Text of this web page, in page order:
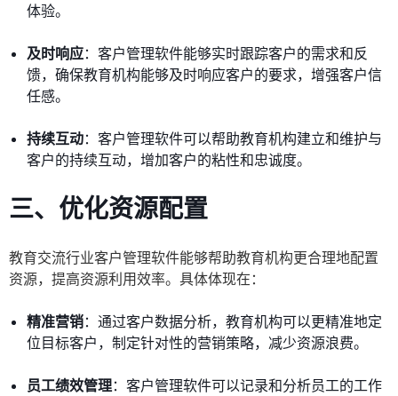
体验。
及时响应：客户管理软件能够实时跟踪客户的需求和反
馈，确保教育机构能够及时响应客户的要求，增强客户信
任感。
持续互动：客户管理软件可以帮助教育机构建立和维护与
客户的持续互动，增加客户的粘性和忠诚度。
三、优化资源配置
教育交流行业客户管理软件能够帮助教育机构更合理地配置
资源，提高资源利用效率。具体体现在：
精准营销：通过客户数据分析，教育机构可以更精准地定
位目标客户，制定针对性的营销策略，减少资源浪费。
员工绩效管理：客户管理软件可以记录和分析员工的工作